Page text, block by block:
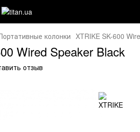
колонки XTRIKE SK-600
Wired Speaker Black
отзыв